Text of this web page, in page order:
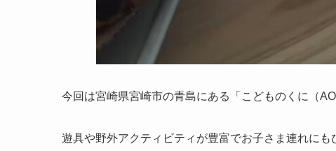
今回は宮崎県宮崎市の青島にある「こどものくに（
遊具や野外アクティビティが豊富でお子さま連れに